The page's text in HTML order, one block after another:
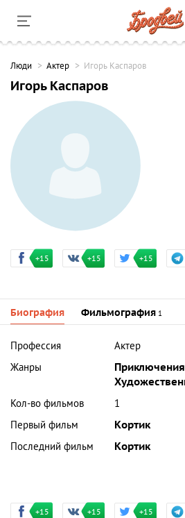
Люди Актер Игорь Каспаров
Игорь Каспаров
+15 +15 +15
Биография Фильмография 1
Профессия
Актер
Жанры
Приключения
Кол-во фильмов
1
Первый фильм
Кортик
Последний фильм
Кортик
+15 +15 +15